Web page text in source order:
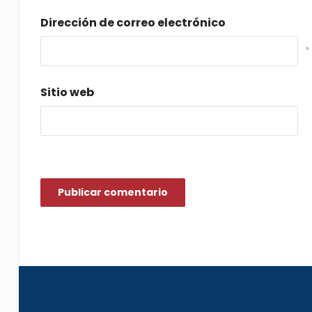
Dirección de correo electrónico
*
Sitio web